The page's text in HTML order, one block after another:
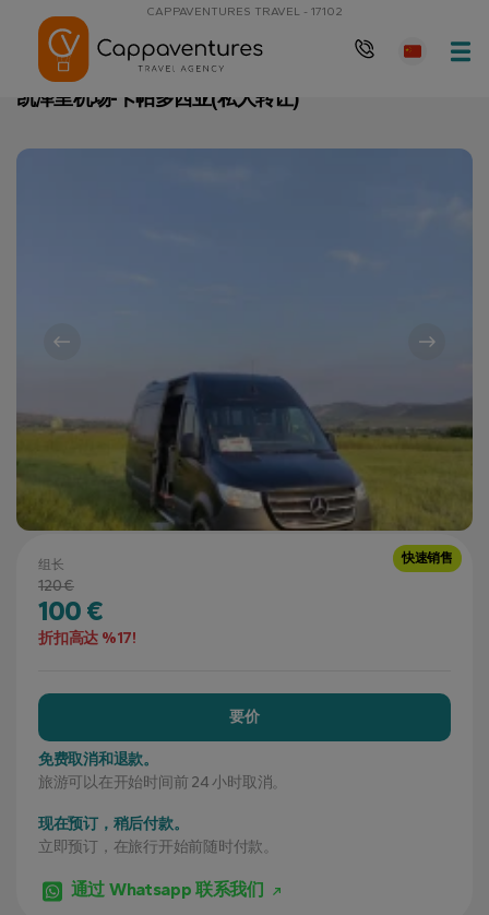
CAPPAVENTURES TRAVEL - 17102
主页 凯泽里机场-卡帕多西亚(私人转让)
凯泽里机场-卡帕多西亚(私人转让)
组长
120 €
100 €
折扣高达 %17!
快速销售
要价
免费取消和退款。
旅游可以在开始时间前 24 小时取消。
现在预订，稍后付款。
立即预订，在旅行开始前随时付款。
通过 Whatsapp 联系我们